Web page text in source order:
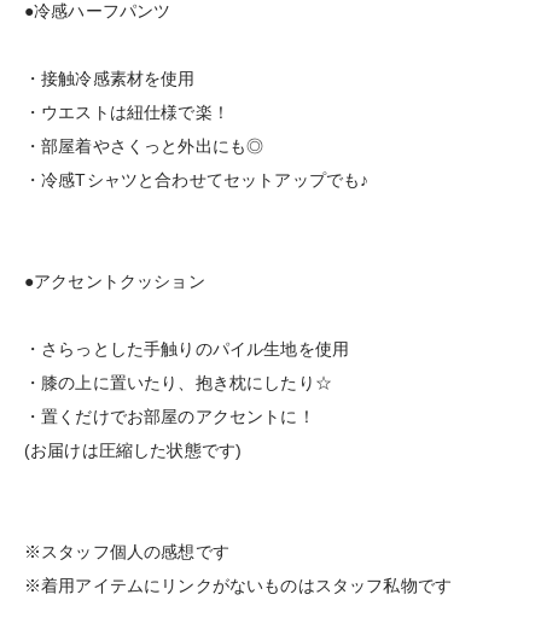
●冷感ハーフパンツ
・接触冷感素材を使用
・ウエストは紐仕様で楽！
・部屋着やさくっと外出にも◎
・冷感Tシャツと合わせてセットアップでも♪
●アクセントクッション
・さらっとした手触りのパイル生地を使用
・膝の上に置いたり、抱き枕にしたり☆
・置くだけでお部屋のアクセントに！
(お届けは圧縮した状態です)
※スタッフ個人の感想です
※着用アイテムにリンクがないものはスタッフ私物です